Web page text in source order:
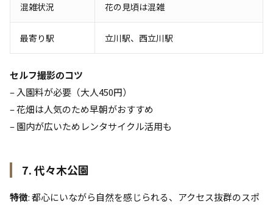
混雑状況 花の見頃は混雑
最寄り駅 立川駅、西立川駅
セルフ撮影のコツ
– 入園料が必要（大人450円）
– 花畑は人気のため早朝がおすすめ
– 園内が広いためレンタサイクル活用も
7. 代々木公園
特徴: 都心にいながら自然を感じられる、アクセス抜群のスポ